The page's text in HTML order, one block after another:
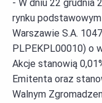
- W dniu 22 grudnia
rynku
Warszawie S.A.
PLPEKPL00010) o
Akcje stanowią
Emitenta oraz
Walnym